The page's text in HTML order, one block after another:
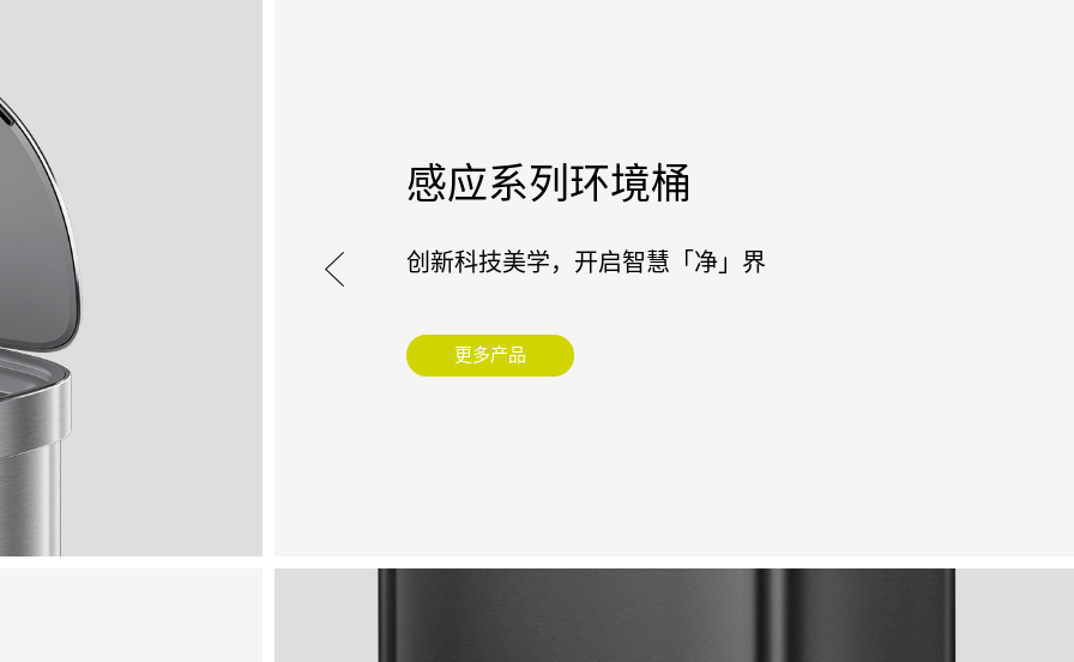
感应系列环境桶
创新科技美学，开启智慧「净」界
更多产品